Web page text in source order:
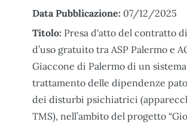
Data Pubblicazione: 07/12/2025
Titolo: Presa d'atto del contratto
d’uso gratuito tra ASP Palermo e
Giaccone di Palermo di un
trattamento delle dipendenze
dei disturbi psichiatrici
TMS), nell’ambito del progetto